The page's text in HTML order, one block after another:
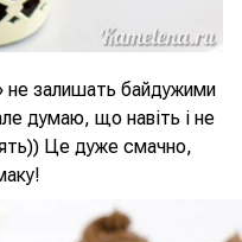
не залишать байдужими
думаю, що навіть і не
Це дуже смачно,